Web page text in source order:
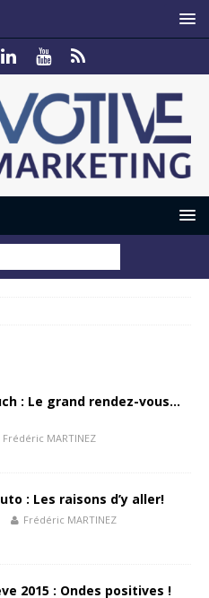
: Le grand rendez-vous…
Frédéric MARTINEZ
: Les raisons d’y aller!
Frédéric MARTINEZ
2015 : Ondes positives !